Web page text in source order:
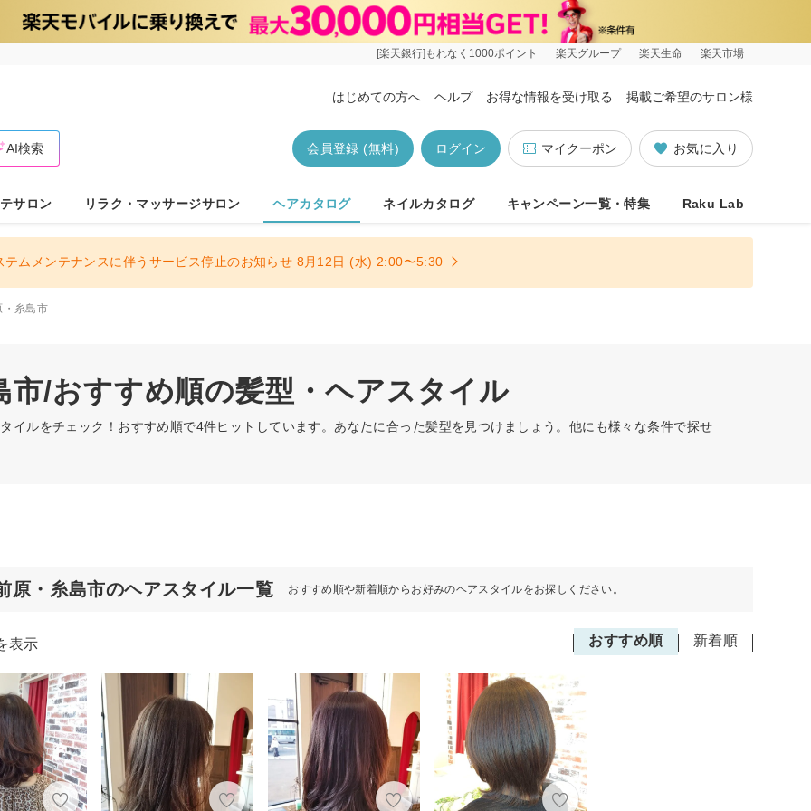
[楽天銀行]もれなく1000ポイント 楽天グループ 楽天生命 楽天市場
はじめての方へ ヘルプ お得な情報を受け取る 掲載ご希望のサロン様
お気に入り
マイクーポン
ログイン
会員登録 (無料)
AI検索
サロン リラク・マッサージサロン ヘアカタログ ネイルカタログ キャンペーン一覧・特集 Raku Lab
テムメンテナンスに伴うサービス停止のお知らせ 8月12日 (水) 2:00〜5:30
・糸島市
市/おすすめ順の髪型・ヘアスタイル
イルをチェック！おすすめ順で4件ヒットしています。あなたに合った髪型を見つけましょう。他にも様々な条件で探せ
原・糸島市のヘアスタイル一覧 おすすめ順や新着順からお好みのヘアスタイルをお探しください。
おすすめ順 新着順
表示